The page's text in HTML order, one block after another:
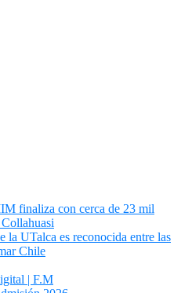
finaliza con cerca de 23 mil
la UTalca es reconocida entre las
Chile
| F.M